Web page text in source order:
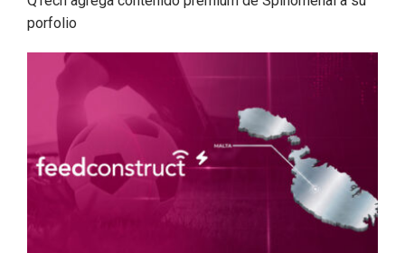
porfolio